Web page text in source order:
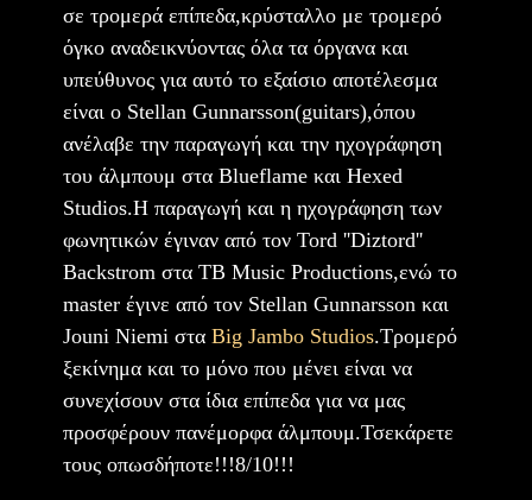
σε τρομερά επίπεδα,κρύσταλλο με τρομερό
όγκο αναδεικνύοντας όλα τα όργανα και
υπεύθυνος για αυτό το εξαίσιο αποτέλεσμα
είναι ο Stellan Gunnarsson(guitars),όπου
ανέλαβε την παραγωγή και την ηχογράφηση
του άλμπουμ στα Blueflame και Hexed
Studios.H παραγωγή και η ηχογράφηση των
φωνητικών έγιναν από τον Tord ''Diztord''
Backstrom στα TB Music Productions,ενώ το
master έγινε από τον Stellan Gunnarsson και
Jouni Niemi στα Big Jambo Studios.Τρομερό
ξεκίνημα και το μόνο που μένει είναι να
συνεχίσουν στα ίδια επίπεδα για να μας
προσφέρουν πανέμορφα άλμπουμ.Τσεκάρετε
τους οπωσδήποτε!!!8/10!!!